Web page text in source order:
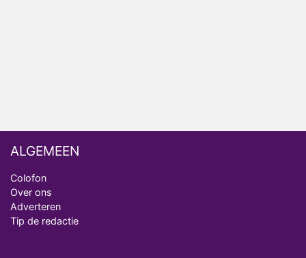
ALGEMEEN
Colofon
Over ons
Adverteren
Tip de redactie